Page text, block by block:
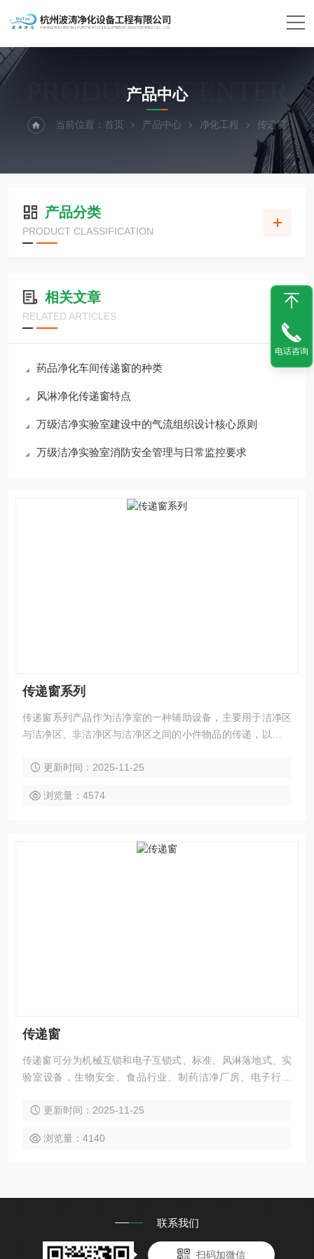
PRODUCTS CENTER
产品中心
当前位置： 首页 产品中心 净化工程 传递窗
产品分类
PRODUCT CLASSIFICATION
相关文章
RELATED ARTICLES
药品净化车间传递窗的种类
风淋净化传递窗特点
万级洁净实验室建设中的气流组织设计核心原则
万级洁净实验室消防安全管理与日常监控要求
传递窗系列
传递窗系列产品作为洁净室的一种辅助设备，主要用于洁净区
与洁净区、非洁净区与洁净区之间的小件物品的传递，以减少
更新时间：2025-11-25
浏览量：4574
传递窗
传递窗可分为机械互锁和电子互锁式、标准、风淋落地式、实
验室设备，生物安全、食品行业、制药洁净厂房、电子行业
与非洁净区之间物品之传递，可以按客户要求制做非标准
更新时间：2025-11-25
浏览量：4140
联系我们
扫码加微信
电话咨询